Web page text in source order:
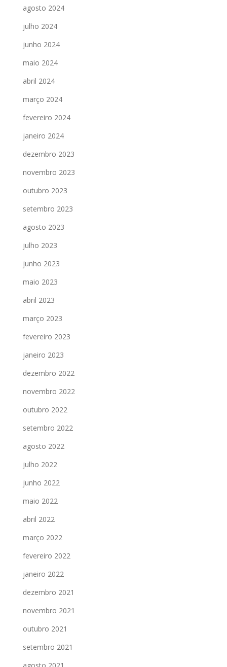
agosto 2024
julho 2024
junho 2024
maio 2024
abril 2024
março 2024
fevereiro 2024
janeiro 2024
dezembro 2023
novembro 2023
outubro 2023
setembro 2023
agosto 2023
julho 2023
junho 2023
maio 2023
abril 2023
março 2023
fevereiro 2023
janeiro 2023
dezembro 2022
novembro 2022
outubro 2022
setembro 2022
agosto 2022
julho 2022
junho 2022
maio 2022
abril 2022
março 2022
fevereiro 2022
janeiro 2022
dezembro 2021
novembro 2021
outubro 2021
setembro 2021